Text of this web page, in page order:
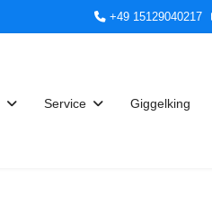
+49 15129040217
Service Giggelking